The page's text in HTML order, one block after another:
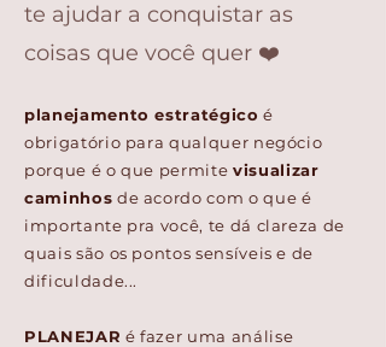
te ajudar a conquistar as
coisas que você quer ❤️
planejamento estratégico é
obrigatório para qualquer negócio
porque é o que permite visualizar
caminhos de acordo com o que é
importante pra você, te dá clareza de
quais são os pontos sensíveis e de
dificuldade...
PLANEJAR é fazer uma análise